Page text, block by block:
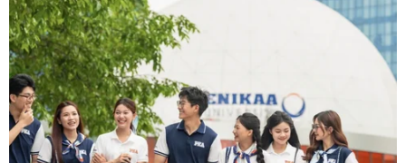
Tổng thống Mỹ Donald Trump chỉ trích
phe Dân chủ là "lừa đảo"
15/01/2020 23:00
Trên trang mạng Twitter, Tổng thống Trump đã đề cập
đến sự thúc đẩy của phe Dân chủ nhằm kêu gọi các
nhân chứng tham gia luận tội ông tại Thượng viện.